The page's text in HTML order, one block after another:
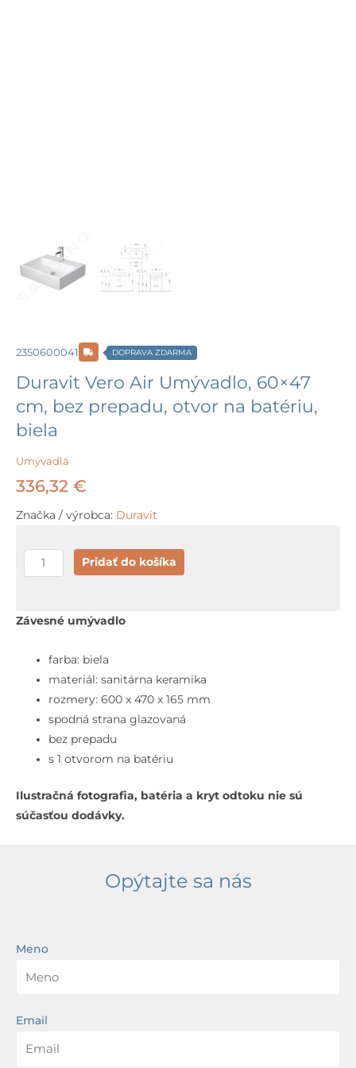
2350600041 DOPRAVA ZDARMA
Duravit Vero Air Umývadlo, 60×47
cm, bez prepadu, otvor na batériu,
biela
Umývadlá
336,32 €
Značka / výrobca: Duravit
množstvo
Duravit
Air
60x47
cm,
bez
prepadu,
otvor
biela
Pridať do košíka
Závesné umývadlo
farba: biela
materiál: sanitárna keramika
rozmery: 600 x 470 x 165 mm
spodná strana glazovaná
bez prepadu
s 1 otvorom na batériu
Ilustračná fotografia, batéria a kryt odtoku nie sú
súčasťou dodávky.
Opýtajte sa nás
Meno
Email